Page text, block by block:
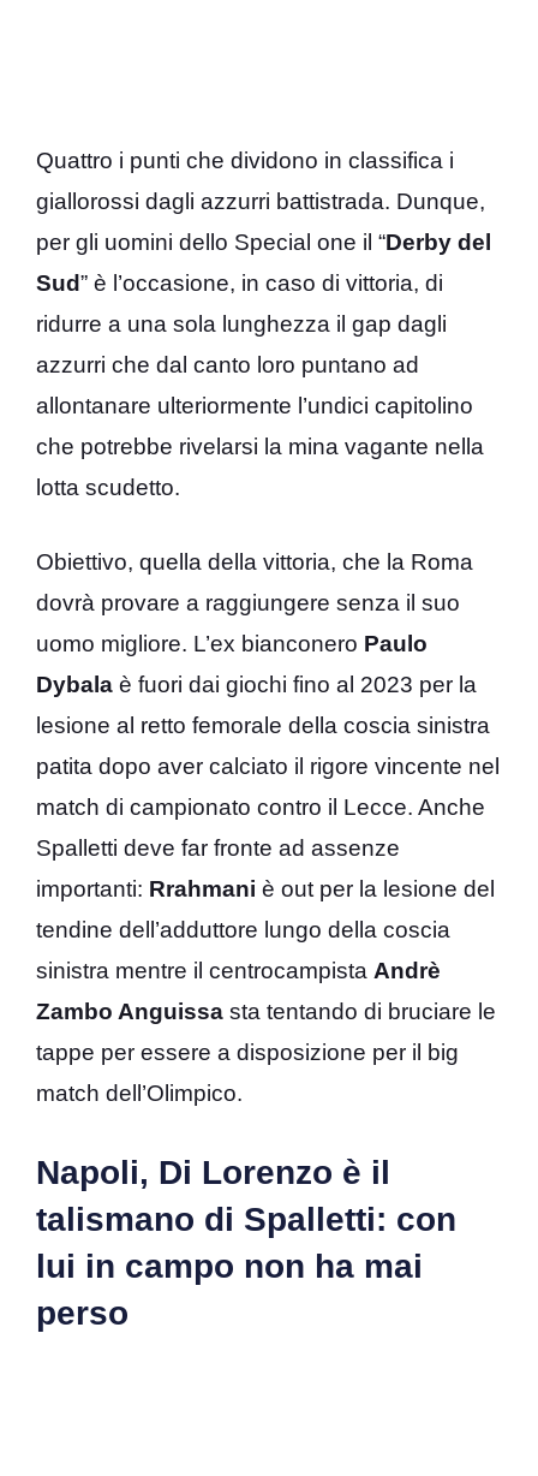
Quattro i punti che dividono in classifica i
giallorossi dagli azzurri battistrada. Dunque,
per gli uomini dello Special one il “Derby del
Sud” è l’occasione, in caso di vittoria, di
ridurre a una sola lunghezza il gap dagli
azzurri che dal canto loro puntano ad
allontanare ulteriormente l’undici capitolino
che potrebbe rivelarsi la mina vagante nella
lotta scudetto.
Obiettivo, quella della vittoria, che la Roma
dovrà provare a raggiungere senza il suo
uomo migliore. L’ex bianconero Paulo
Dybala è fuori dai giochi fino al 2023 per la
lesione al retto femorale della coscia sinistra
patita dopo aver calciato il rigore vincente nel
match di campionato contro il Lecce. Anche
Spalletti deve far fronte ad assenze
importanti: Rrahmani è out per la lesione del
tendine dell’adduttore lungo della coscia
sinistra mentre il centrocampista Andrè
Zambo Anguissa sta tentando di bruciare le
tappe per essere a disposizione per il big
match dell’Olimpico.
Napoli, Di Lorenzo è il
talismano di Spalletti: con
lui in campo non ha mai
perso